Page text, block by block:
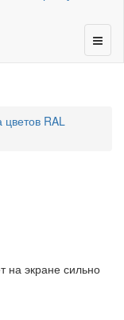
цветов RAL
на экране сильно